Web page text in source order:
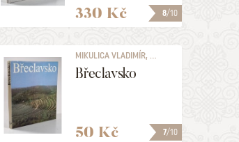
8/10
330 Kč
7/10
MIKULICA VLADIMÍR, ...
Břeclavsko
50 Kč